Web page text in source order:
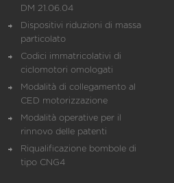
DM 21.06.04
Dispositivi riduzioni di massa
particolato
Codici immatricolativi di
ciclomotori omologati
Modalità di collegamento al
CED motorizzazione
Modalità operative per il
rinnovo delle patenti
Riqualificazione bombole di
tipo CNG4